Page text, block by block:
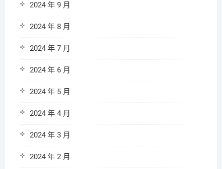
2024 年 9 月
2024 年 8 月
2024 年 7 月
2024 年 6 月
2024 年 5 月
2024 年 4 月
2024 年 3 月
2024 年 2 月